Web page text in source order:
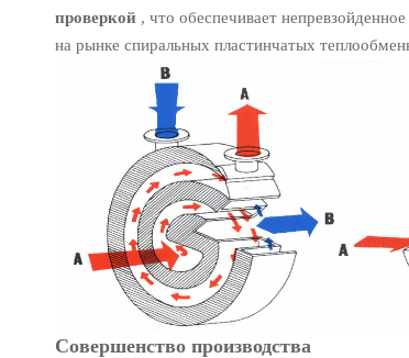
проверкой , что обеспечивает
на рынке спиральных пластинчатых
Совершенство производства